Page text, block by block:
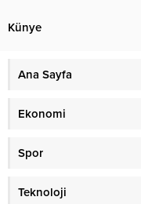
Künye
Ana Sayfa
Ekonomi
Spor
Teknoloji